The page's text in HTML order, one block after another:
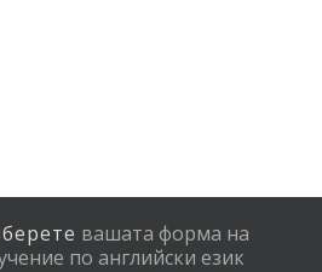
вашата форма на
по английски език